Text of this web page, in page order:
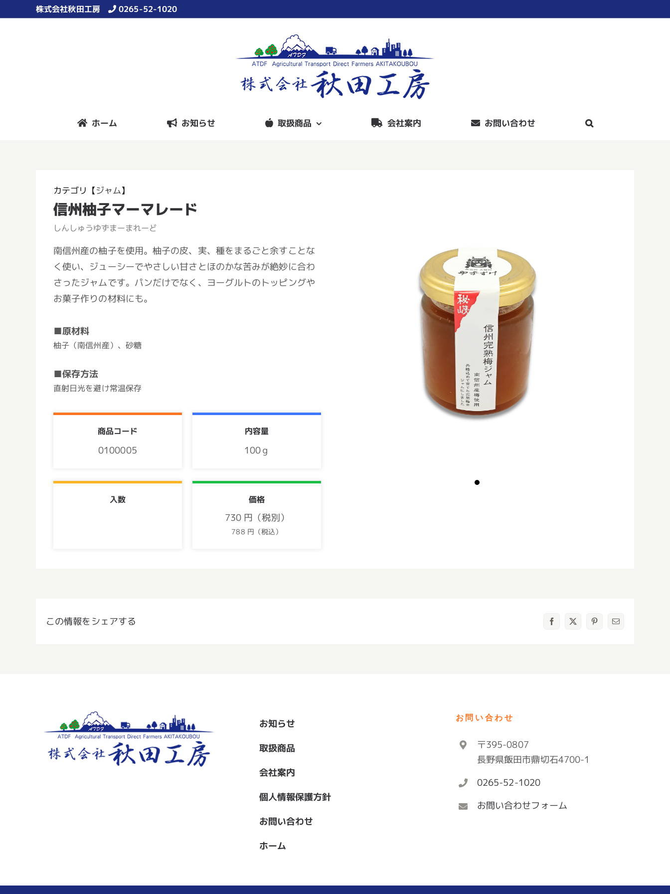
株式会社秋田工房 0265-52-1020
ホーム お知らせ 取扱商品 会社案内 お問い合わせ
カテゴリ【ジャム】
信州柚子マーマレード
しんしゅうゆずまーまれーど
南信州産の柚子を使用。柚子の皮、実、種をまるごと余すことな
く使い、ジューシーでやさしい甘さとほのかな苦みが絶妙に合わ
さったジャムです。パンだけでなく、ヨーグルトのトッピングや
お菓子作りの材料にも。
■原材料
柚子（南信州産）、砂糖
■保存方法
直射日光を避け常温保存
商品コード
0100005
内容量
100ｇ
入数 価格
730 円（税別）
788 円（税込）
この情報をシェアする Facebook
X Pinterest
電
お知らせ
取扱商品
会社案内
個人情報保護方針
お問い合わせ
ホーム
お問い合わせ
〒395-0807
長野県飯田市鼎切石4700-1
0265-52-1020
お問い合わせフォーム